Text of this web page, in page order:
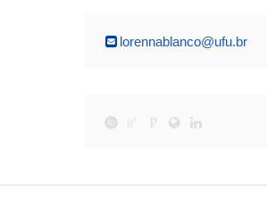
lorennablanco@ufu.br